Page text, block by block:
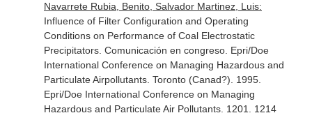
Navarrete Rubia, Benito, Salvador Martinez, Luis:
Influence of Filter Configuration and Operating
Conditions on Performance of Coal Electrostatic
Precipitators. Comunicación en congreso. Epri/Doe
International Conference on Managing Hazardous and
Particulate Airpollutants. Toronto (Canad?). 1995.
Epri/Doe International Conference on Managing
Hazardous and Particulate Air Pollutants. 1201. 1214